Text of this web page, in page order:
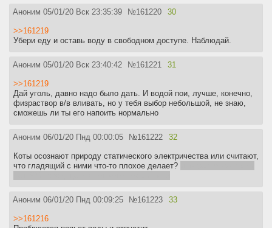
Аноним 05/01/20 Вск 23:35:39 №161220 30
>>161219
Убери еду и оставь воду в свободном доступе. Наблюдай.
Аноним 05/01/20 Вск 23:40:42 №161221 31
>>161219
Дай уголь, давно надо было дать. И водой пои, лучше, конечно,
физраствор в/в вливать, но у тебя выбор небольшой, не знаю,
сможешь ли ты его напоить нормально
Аноним 06/01/20 Пнд 00:00:05 №161222 32
Коты осознают природу статического электричества или считают,
что гладящий с ними что-то плохое делает?
Аноним 06/01/20 Пнд 00:09:25 №161223 33
>>161216